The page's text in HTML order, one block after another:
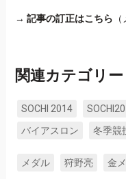
→ 記事の訂正はこちら
関連カテゴリ
SOCHI 2014
バイアスロン
冬季競
メダル 狩野亮 金